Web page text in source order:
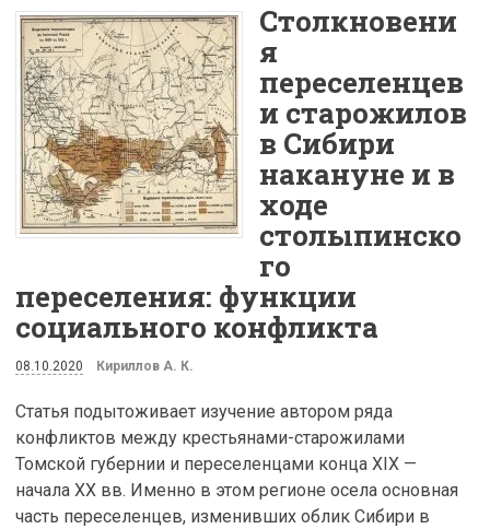
Столкновени
я
переселенцев
и старожилов
в Сибири
накануне и в
ходе
столыпинско
го
переселения: функции
социального конфликта
08.10.2020 Кириллов А. К.
Статья подытоживает изучение автором ряда
конфликтов между крестьянами-старожилами
Томской губернии и переселенцами конца XIX —
начала XX вв. Именно в этом регионе осела основная
часть переселенцев, изменивших облик Сибири в